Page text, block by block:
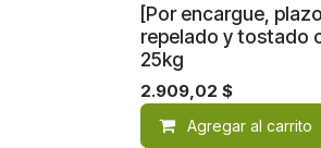
[Por encargue,
repelado y tostado
25kg
2.909,02 $
Agregar al carrito